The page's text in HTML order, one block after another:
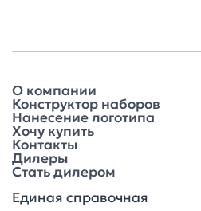
О компании
Конструктор наборов
Нанесение логотипа
Хочу купить
Контакты
Дилеры
Стать дилером
Единая справочная